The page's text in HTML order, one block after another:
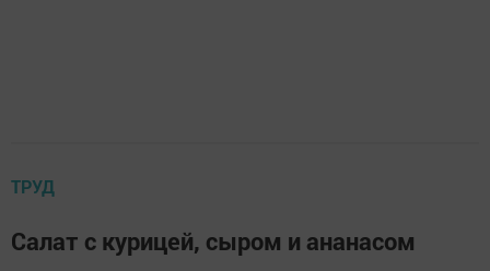
ТРУД
Салат с курицей, сыром и ананасом